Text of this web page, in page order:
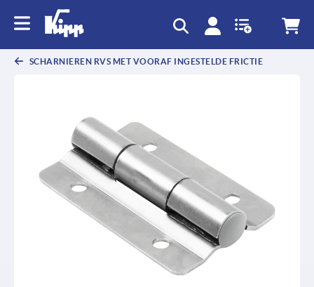
SCHARNIEREN RVS MET VOORAF INGESTELDE FRICTIE